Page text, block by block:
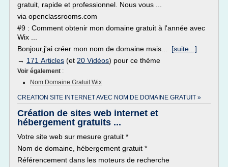
gratuit, rapide et professionnel. Nous vous ...
via openclassrooms.com
#9 : Comment obtenir mon domaine gratuit à l'année avec
Wix ...
Bonjour,j'ai créer mon nom de domaine mais... [suite...]
→ 171 Articles (et 20 Vidéos) pour ce thème
Voir également :
Nom Domaine Gratuit Wix
CREATION SITE INTERNET AVEC NOM DE DOMAINE GRATUIT »
Création de sites web internet et
hébergement gratuits ...
Votre site web sur mesure gratuit *
Nom de domaine, hébergement gratuit *
Référencement dans les moteurs de recherche